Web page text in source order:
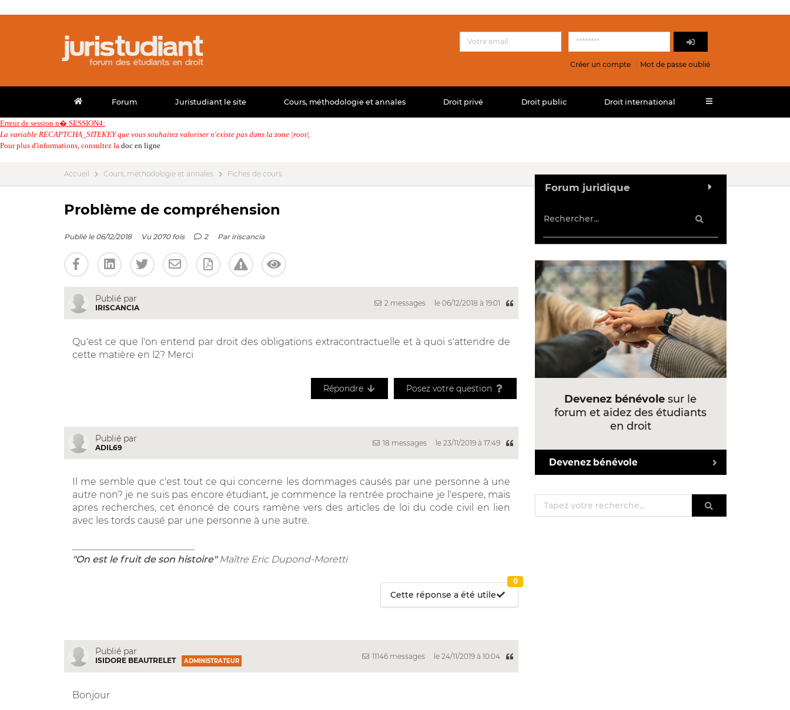
Créer un compte Mot de passe oublié
Forum Juristudiant le site Cours, méthodologie et annales Droit privé Droit public Droit international
Erreur de session n� SESSION4:
La variable RECAPTCHA_SITEKEY que vous souhaitez valoriser n'existe pas dans la zone |root|.
Pour plus d'informations, consultez la doc en ligne
Accueil Cours, méthodologie et annales Fiches de cours
Problème de compréhension
Publié le 06/12/2018 Vu 2070 fois 2 Par iriscancia
Publié par
IRISCANCIA
2 messages le 06/12/2018 à 19:01
Qu'est ce que l'on entend par droit des obligations extracontractuelle et à quoi s'attendre de
cette matière en l2? Merci
Répondre Posez votre question
Publié par
ADIL69
18 messages le 23/11/2019 à 17:49
Il me semble que c'est tout ce qui concerne les dommages causés par une personne à une
autre non? je ne suis pas encore étudiant, je commence la rentrée prochaine je l'espere, mais
apres recherches, cet énoncé de cours ramène vers des articles de loi du code civil en lien
avec les tords causé par une personne à une autre.
"On est le fruit de son histoire" Maître Eric Dupond-Moretti
Cette réponse a été utile
0
Publié par
ISIDORE BEAUTRELET ADMINISTRATEUR
11146 messages le 24/11/2019 à 10:04
Bonjour
Forum juridique
Devenez bénévole sur le
forum et aidez des étudiants
en droit
Devenez bénévole